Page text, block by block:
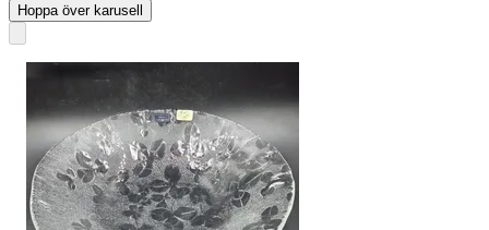
Hoppa över karusell